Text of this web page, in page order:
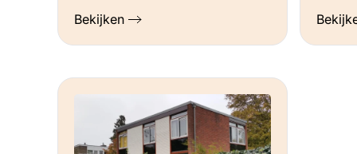
Bekijken